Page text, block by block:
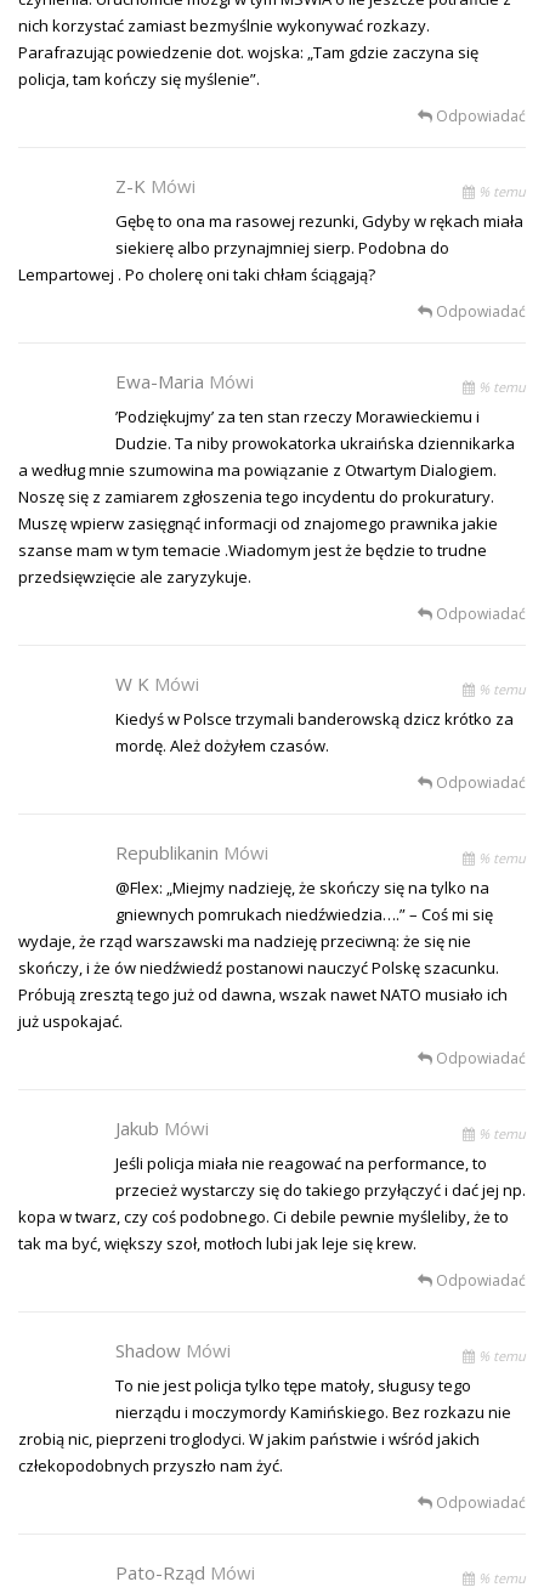
nich korzystać zamiast bezmyślnie wykonywać rozkazy.
Parafrazując powiedzenie dot. wojska: „Tam gdzie zaczyna się
policja, tam kończy się myślenie”.
Odpowiadać
Z-K Mówi % temu
Gębę to ona ma rasowej rezunki, Gdyby w rękach miała
siekierę albo przynajmniej sierp. Podobna do
Lempartowej . Po cholerę oni taki chłam ściągają?
Odpowiadać
Ewa-Maria Mówi % temu
’Podziękujmy’ za ten stan rzeczy Morawieckiemu i
Dudzie. Ta niby prowokatorka ukraińska dziennikarka
a według mnie szumowina ma powiązanie z Otwartym Dialogiem.
Noszę się z zamiarem zgłoszenia tego incydentu do prokuratury.
Muszę wpierw zasięgnąć informacji od znajomego prawnika jakie
szanse mam w tym temacie .Wiadomym jest że będzie to trudne
przedsięwzięcie ale zaryzykuje.
Odpowiadać
W K Mówi % temu
Kiedyś w Polsce trzymali banderowską dzicz krótko za
mordę. Ależ dożyłem czasów.
Odpowiadać
Republikanin Mówi % temu
@Flex: „Miejmy nadzieję, że skończy się na tylko na
gniewnych pomrukach niedźwiedzia….” – Coś mi się
wydaje, że rząd warszawski ma nadzieję przeciwną: że się nie
skończy, i że ów niedźwiedź postanowi nauczyć Polskę szacunku.
Próbują zresztą tego już od dawna, wszak nawet NATO musiało ich
już uspokajać.
Odpowiadać
Jakub Mówi % temu
Jeśli policja miała nie reagować na performance, to
przecież wystarczy się do takiego przyłączyć i dać jej np.
kopa w twarz, czy coś podobnego. Ci debile pewnie myśleliby, że to
tak ma być, większy szoł, motłoch lubi jak leje się krew.
Odpowiadać
Shadow Mówi % temu
To nie jest policja tylko tępe matoły, sługusy tego
nierządu i moczymordy Kamińskiego. Bez rozkazu nie
zrobią nic, pieprzeni troglodyci. W jakim państwie i wśród jakich
człekopodobnych przyszło nam żyć.
Odpowiadać
Pato-Rząd Mówi % temu